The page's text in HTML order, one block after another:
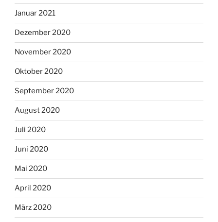
Januar 2021
Dezember 2020
November 2020
Oktober 2020
September 2020
August 2020
Juli 2020
Juni 2020
Mai 2020
April 2020
März 2020